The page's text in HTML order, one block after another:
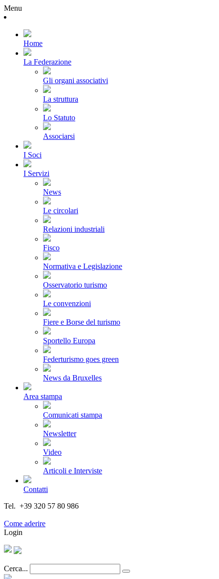
Menu
Home
La Federazione
Gli organi associativi
La struttura
Lo Statuto
Associarsi
I Soci
I Servizi
News
Le circolari
Relazioni industriali
Fisco
Normativa e Legislazione
Osservatorio turismo
Le convenzioni
Fiere e Borse del turismo
Sportello Europa
Federturismo goes green
News da Bruxelles
Area stampa
Comunicati stampa
Newsletter
Video
Articoli e Interviste
Contatti
Tel. +39 320 57 80 986
Come aderire
Login
Cerca...